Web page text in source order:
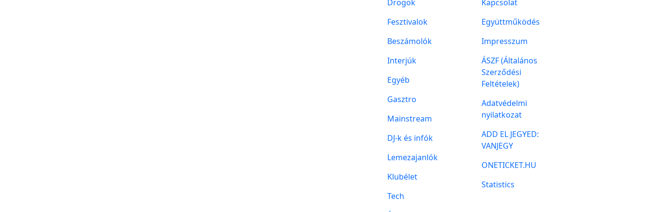
Drogok
Fesztivalok
Beszámolók
Interjúk
Egyéb
Gasztro
Mainstream
DJ-k és infók
Lemezajanlók
Klubélet
Tech
Kapcsolat
Együttműködés
Impresszum
ÁSZF (Általános
Szerződési
Feltételek)
Adatvédelmi
nyilatkozat
ADD EL JEGYED:
VANJEGY
ONETICKET.HU
Statistics